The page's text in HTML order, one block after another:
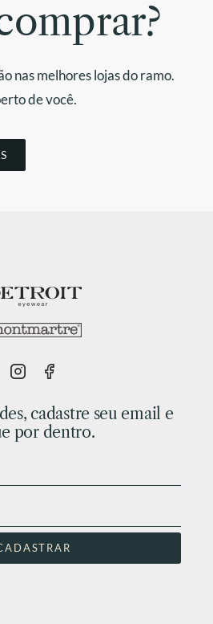
nas melhores lojas do ramo.
de você.
cadastre seu email e
por dentro.